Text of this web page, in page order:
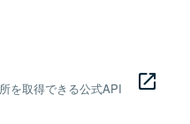
を取得できる公式API